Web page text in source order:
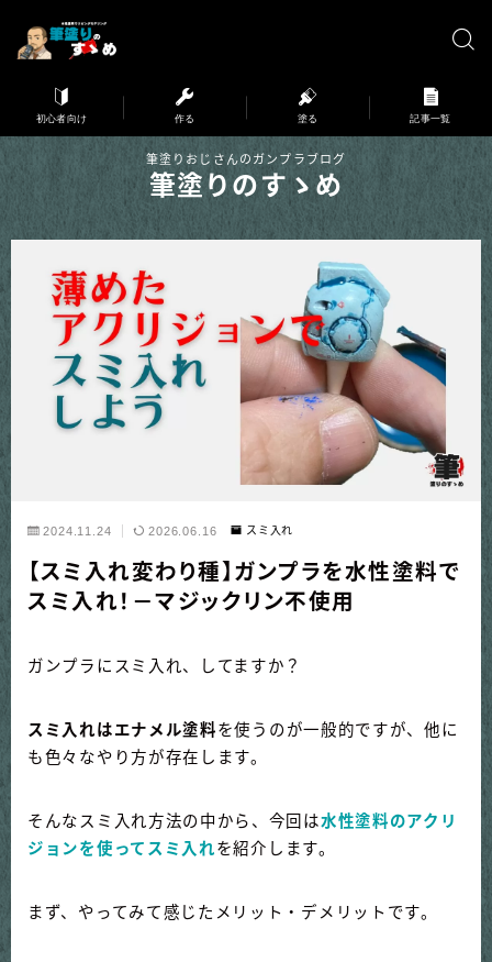
初心者向け 作る 塗る 記事一覧
※弊サイトはアフィリエイト広告を利用しています。
筆塗りおじさんのガンプラブログ
筆塗りのすゝめ
2024.11.24 2026.06.16 スミ入れ
【スミ入れ変わり種】ガンプラを水性塗料で
スミ入れ！－マジックリン不使用
ガンプラにスミ入れ、してますか？
スミ入れはエナメル塗料を使うのが一般的ですが、他に
も色々なやり方が存在します。
そんなスミ入れ方法の中から、今回は水性塗料のアクリ
ジョンを使ってスミ入れを紹介します。
まず、やってみて感じたメリット・デメリットです。